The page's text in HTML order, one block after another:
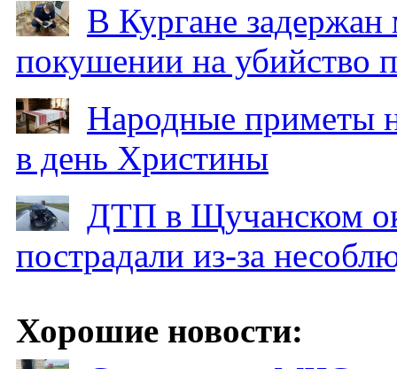
В Кургане
покушении на убийство
Народные приметы
в день Христины
ДТП в Щучанском
пострадали из-за
Хорошие новости: